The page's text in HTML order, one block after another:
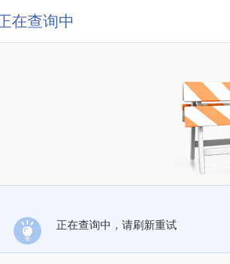
在查询中
正在查询中，请刷新重试